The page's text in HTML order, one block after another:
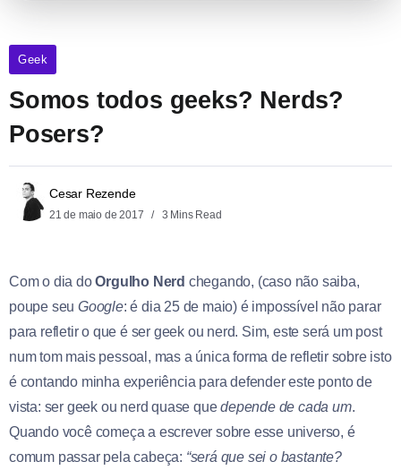
Geek
Somos todos geeks? Nerds?
Posers?
Cesar Rezende
21 de maio de 2017 3 Mins Read
Com o dia doOrgulho Nerd chegando, (caso não saiba,
poupe seuGoogle: é dia 25 de maio) é impossível não parar
para refletir o que é ser geek ou nerd. Sim, este será um post
num tom mais pessoal, mas a única forma de refletir sobre isto
é contando minha experiência para defender este ponto de
vista: ser geek ou nerd quase quedepende de cada um.
Quando você começa a escrever sobre esse universo, é
comum passar pela cabeça: “será que sei o bastante?